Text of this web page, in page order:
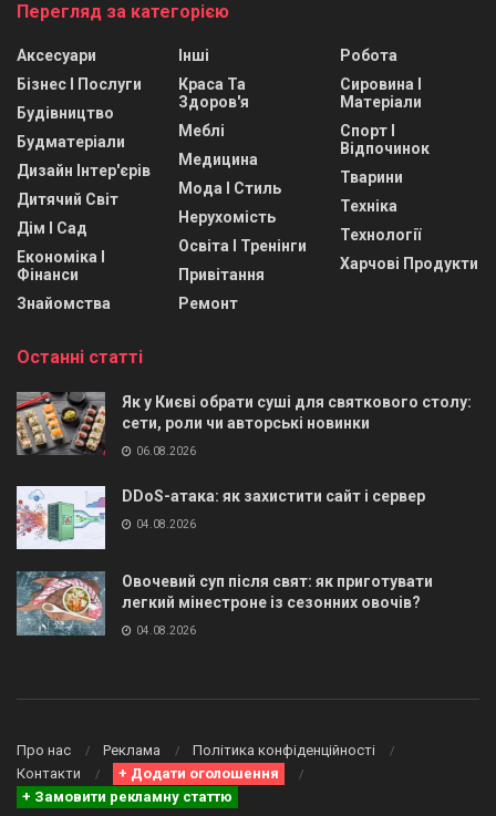
Перегляд за категорією
Аксесуари
Бізнес І Послуги
Будівництво
Будматеріали
Дизайн Інтер'єрів
Дитячий Світ
Дім І Сад
Економіка І
Фінанси
Знайомства
Інші
Краса Та
Здоров'я
Меблі
Медицина
Мода І Стиль
Нерухомість
Освіта І Тренінги
Привітання
Ремонт
Робота
Сировина І
Матеріали
Спорт І
Відпочинок
Тварини
Техніка
Технології
Харчові Продукти
Останні статті
Як у Києві обрати суші для святкового столу:
сети, роли чи авторські новинки
06.08.2026
DDoS-атака: як захистити сайт і сервер
04.08.2026
Овочевий суп після свят: як приготувати
легкий мінестроне із сезонних овочів?
04.08.2026
Про нас Реклама
Політика конфіденційності
Контакти
+ Додати оголошення
+ Замовити рекламну статтю